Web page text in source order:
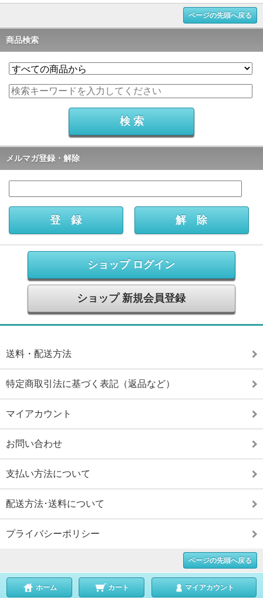
ページの先頭へ戻る
商品検索
メルマガ登録・解除
ショップ ログイン
ショップ 新規会員登録
送料・配送方法
特定商取引法に基づく表記（返品など）
マイアカウント
お問い合わせ
支払い方法について
配送方法･送料について
プライバシーポリシー
ページの先頭へ戻る
ホーム カート マイアカウント